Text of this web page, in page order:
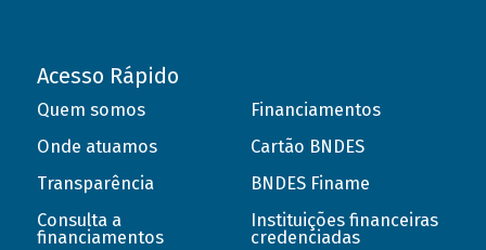
Acesso Rápido
Quem somos
Onde atuamos
Transparência
Consulta a
financiamentos
Financiamentos
Cartão BNDES
BNDES Finame
Instituições financeiras
credenciadas